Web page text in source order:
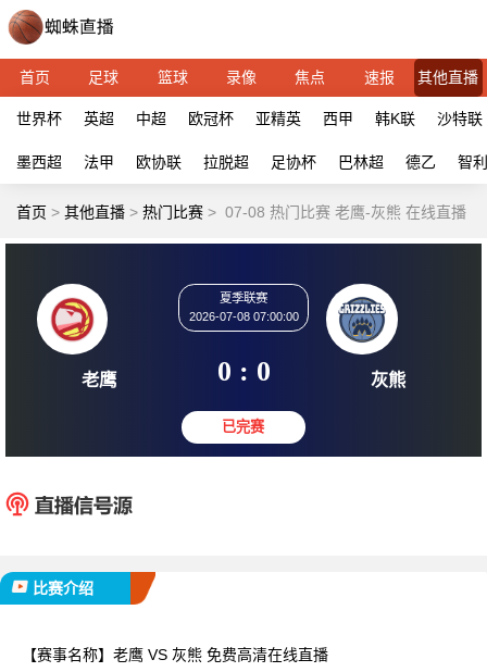
首页 足球 篮球 录像 焦点 速报 其他直播
世界杯 英超 中超 欧冠杯 亚精英 西甲 韩K联 沙特联
墨西超 法甲 欧协联 拉脱超 足协杯 巴林超 德乙 智
首页 > 其他直播 > 热门比赛 > 07-08 热门比赛 老鹰-灰熊 在线直播
老鹰
夏季联赛
2026-07-08 07:00:00
0 : 0 灰
比赛介绍
【赛事名称】 老鹰 VS 灰熊 免费高清在线直播